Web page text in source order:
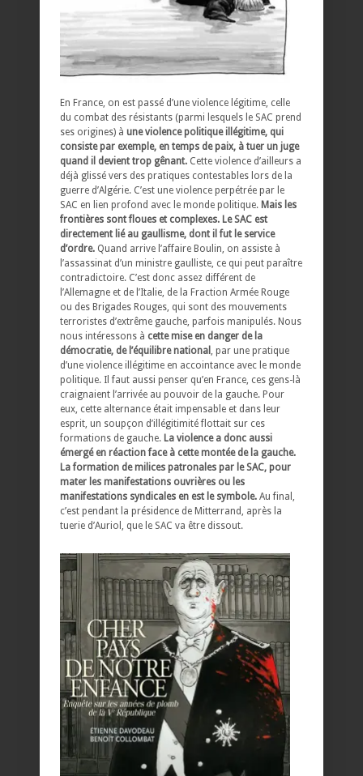
En France, on est passé d’une violence légitime, celle
du combat des résistants (parmi lesquels le SAC prend
ses origines) à une violence politique illégitime, qui
consiste par exemple, en temps de paix, à tuer un juge
quand il devient trop gênant. Cette violence d’ailleurs a
déjà glissé vers des pratiques contestables lors de la
guerre d’Algérie. C’est une violence perpétrée par le
SAC en lien profond avec le monde politique. Mais les
frontières sont floues et complexes. Le SAC est
directement lié au gaullisme, dont il fut le service
d’ordre. Quand arrive l’affaire Boulin, on assiste à
l’assassinat d’un ministre gaulliste, ce qui peut paraître
contradictoire. C’est donc assez différent de
l’Allemagne et de l’Italie, de la Fraction Armée Rouge
ou des Brigades Rouges, qui sont des mouvements
terroristes d’extrême gauche, parfois manipulés. Nous
nous intéressons à cette mise en danger de la
démocratie, de l’équilibre national , par une pratique
d’une violence illégitime en accointance avec le monde
politique. Il faut aussi penser qu’en France, ces gens-là
craignaient l’arrivée au pouvoir de la gauche. Pour
eux, cette alternance était impensable et dans leur
esprit, un soupçon d’illégitimité flottait sur ces
formations de gauche. La violence a donc aussi
émergé en réaction face à cette montée de la gauche.
La formation de milices patronales par le SAC, pour
mater les manifestations ouvrières ou les
manifestations syndicales en est le symbole. Au final,
c’est pendant la présidence de Mitterrand, après la
tuerie d’Auriol, que le SAC va être dissout.